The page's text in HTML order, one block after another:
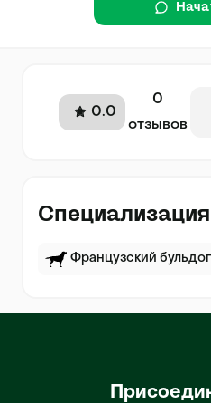
0.0
0
отзывов
Специализация
Французский бульдог